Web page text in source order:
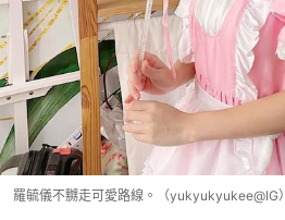
羅毓儀不嬲走可愛路線。（yukyukyukee@IG）